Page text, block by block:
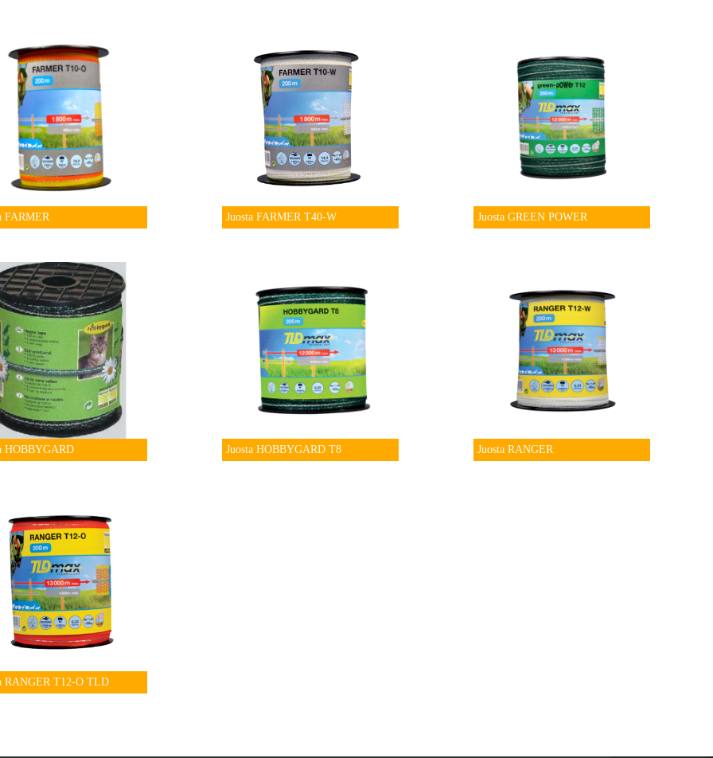
FARMER Juosta FARMER T40-W Juosta GREEN POWER
HOBBYGARD Juosta HOBBYGARD T8 Juosta RANGER
RANGER T12-O TLD